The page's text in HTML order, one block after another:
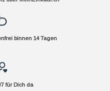
binnen 14 Tagen
für Dich da